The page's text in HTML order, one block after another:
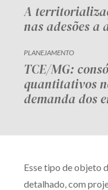
A
nas adesões a
PLANEJAMENTO
TCE/MG:
quantitativos
demanda dos
Esse tipo de objeto
detalhado, com